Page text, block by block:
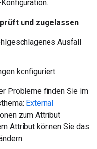
Konfiguration.
und zugelassen
Ausfall
konfiguriert
Probleme finden Sie im
External
zum Attribut
Attribut können Sie das